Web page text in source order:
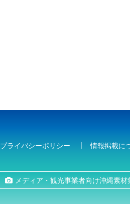
プライバシーポリシー 情報掲載に
メディア・観光事業者向け沖縄素材